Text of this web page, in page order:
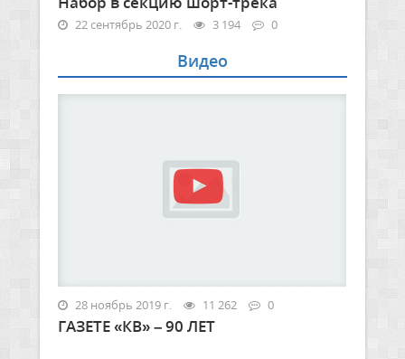
22 сентябрь 2020 г. 3 194 0
Видео
28 ноябрь 2019 г. 11 262 0
ГАЗЕТЕ «КВ» – 90 ЛЕТ